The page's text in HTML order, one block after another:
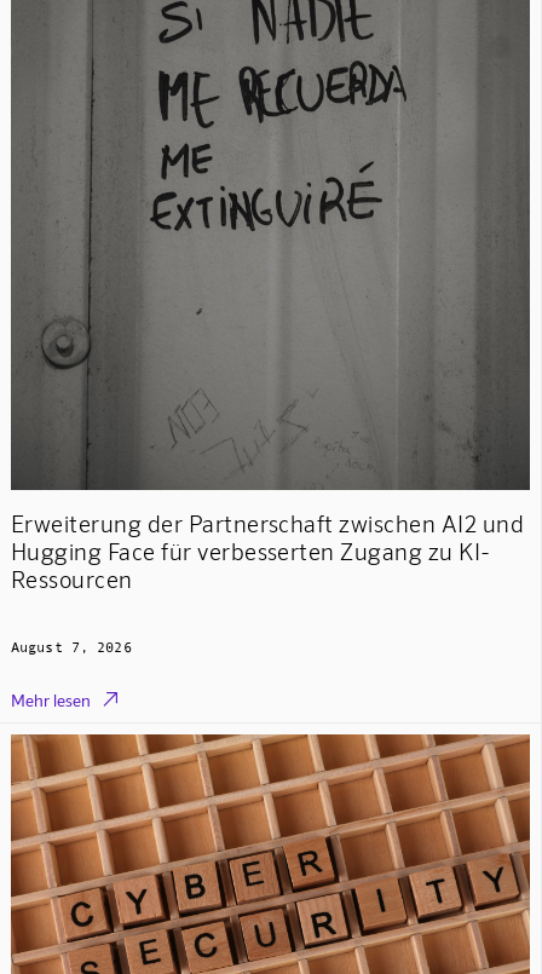
Erweiterung der Partnerschaft zwischen AI2 und
Hugging Face für verbesserten Zugang zu KI-
Ressourcen
August 7, 2026
Mehr lesen 